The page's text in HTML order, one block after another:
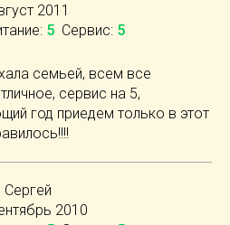
2011
: 5 Сервис: 5
семьей, всем все
сервис на 5,
год приедем только в этот
Сергей
2010